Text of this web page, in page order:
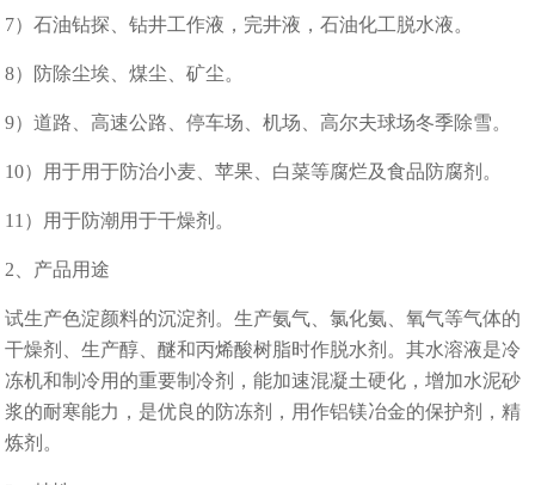
7）石油钻探、钻井工作液，完井液，石油化工脱水液。
8）防除尘埃、煤尘、矿尘。
9）道路、高速公路、停车场、机场、高尔夫球场冬季除雪。
10）用于用于防治小麦、苹果、白菜等腐烂及食品防腐剂。
11）用于防潮用于干燥剂。
2、产品用途
试生产色淀颜料的沉淀剂。生产氨气、氯化氨、氧气等气体的
干燥剂、生产醇、醚和丙烯酸树脂时作脱水剂。其水溶液是冷
冻机和制冷用的重要制冷剂，能加速混凝土硬化，增加水泥砂
浆的耐寒能力，是优良的防冻剂，用作铝镁冶金的保护剂，精
炼剂。